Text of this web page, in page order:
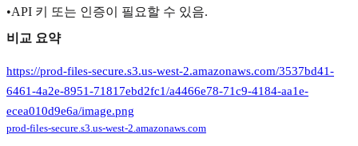
•API 키 또는 인증이 필요할 수 있음.
비교 요약
https://prod-files-secure.s3.us-west-2.amazonaws.com/3537bd41-
6461-4a2e-8951-71817ebd2fc1/a4466e78-71c9-4184-aa1e-
ecea010d9e6a/image.png
prod-files-secure.s3.us-west-2.amazonaws.com